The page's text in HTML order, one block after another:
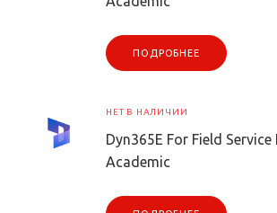
ПОДРОБНЕЕ
НЕТ В НАЛИЧИИ
Dyn365E For Field Service
Academic